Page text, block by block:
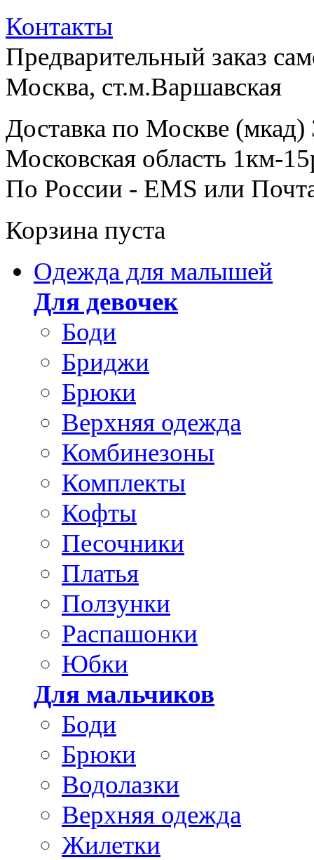
Контакты
Предварительный заказ
Москва, ст.м.Варшавская
Доставка по Москве (мкад)
Московская область 1км-
По России - EMS или
Корзина пуста
Одежда для малышей
Для девочек
Боди
Бриджи
Брюки
Верхняя одежда
Комбинезоны
Комплекты
Кофты
Песочники
Платья
Ползунки
Распашонки
Юбки
Для мальчиков
Боди
Брюки
Водолазки
Верхняя одежда
Жилетки